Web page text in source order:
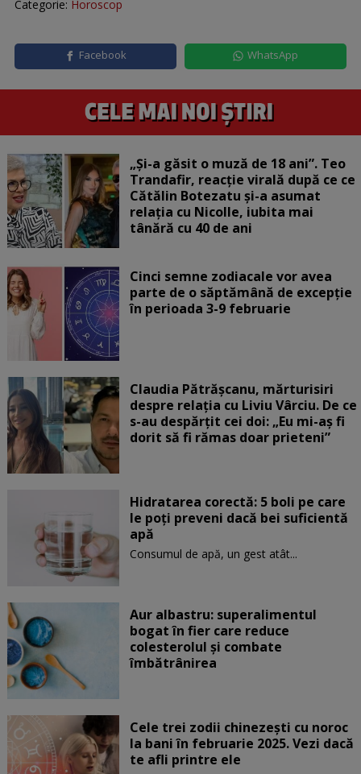
Categorie: Horoscop
Facebook WhatsApp
„Și-a găsit o muză de 18 ani”. Teo
Trandafir, reacție virală după ce ce
Cătălin Botezatu și-a asumat
relația cu Nicolle, iubita mai
tânără cu 40 de ani
Cinci semne zodiacale vor avea
parte de o săptămână de excepție
în perioada 3-9 februarie
Claudia Pătrășcanu, mărturisiri
despre relația cu Liviu Vârciu. De ce
s-au despărțit cei doi: „Eu mi-aș fi
dorit să fi rămas doar prieteni”
Hidratarea corectă: 5 boli pe care
le poți preveni dacă bei suficientă
apă
Consumul de apă, un gest atât...
Aur albastru: superalimentul
bogat în fier care reduce
colesterolul și combate
îmbătrânirea
Cele trei zodii chinezești cu noroc
la bani în februarie 2025. Vezi dacă
te afli printre ele